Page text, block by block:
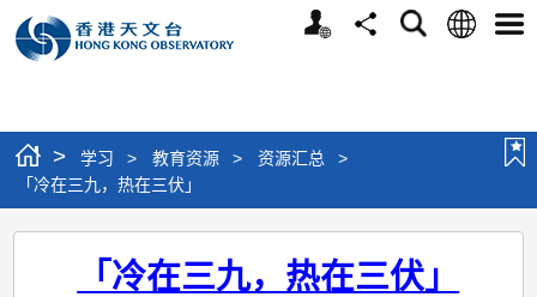
个
分
搜
语
选
> 学习 > 教育资源 > 资源汇总
>
「冷在三九，热在三伏」
「冷
「冷在三九，热在三伏」